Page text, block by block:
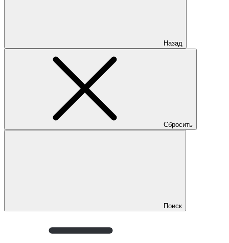
Назад
Сбросить
Поиск